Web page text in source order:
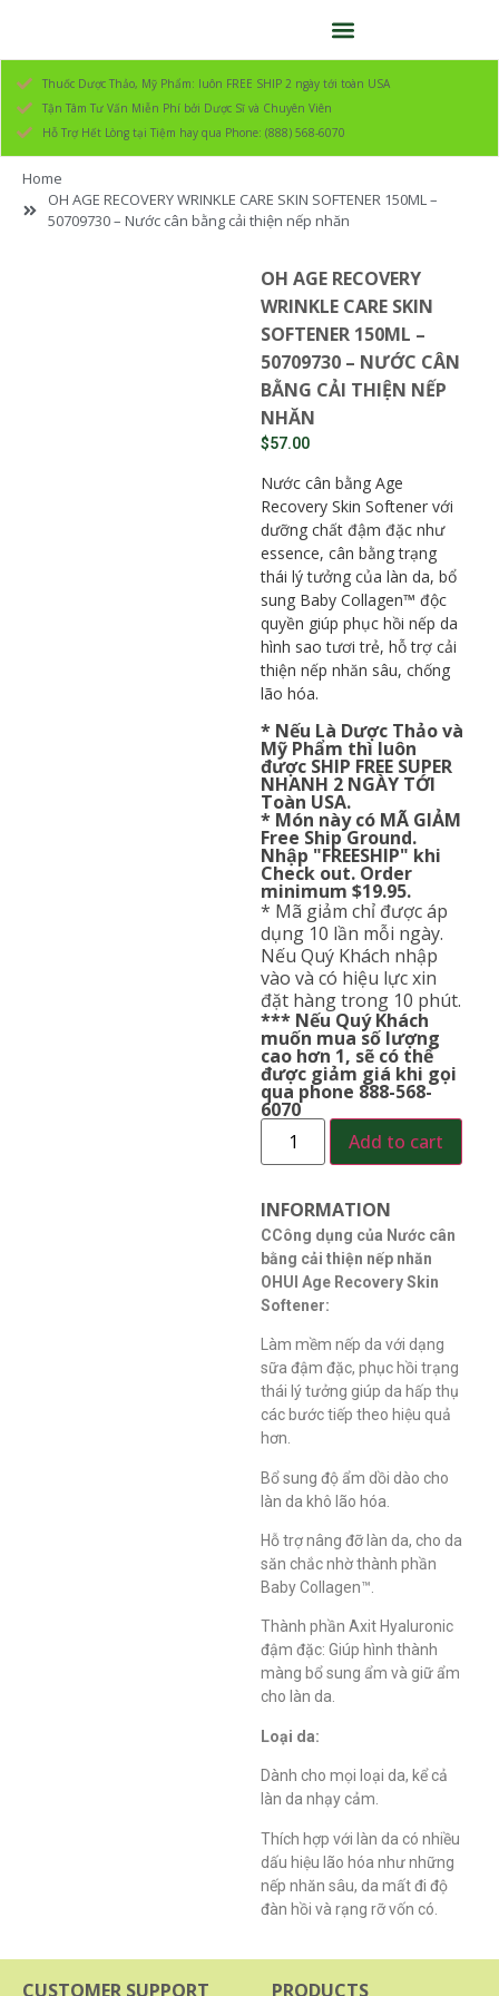
Thuốc Dược Thảo, Mỹ Phẩm: luôn FREE SHIP 2 ngày tới toàn USA
Tận Tâm Tư Vấn Miễn Phí bởi Dược Sĩ và Chuyên Viên
Hỗ Trợ Hết Lòng tại Tiệm hay qua Phone: (888) 568-6070
Home
OH AGE RECOVERY WRINKLE CARE SKIN SOFTENER 150ML –
50709730 – Nước cân bằng cải thiện nếp nhăn
OH AGE RECOVERY
WRINKLE CARE SKIN
SOFTENER 150ML –
50709730 – NƯỚC CÂN
BẰNG CẢI THIỆN NẾP
NHĂN
$57.00
Nước cân bằng Age
Recovery Skin Softener với
dưỡng chất đậm đặc như
essence, cân bằng trạng
thái lý tưởng của làn da, bổ
sung Baby Collagen™ độc
quyền giúp phục hồi nếp da
hình sao tươi trẻ, hỗ trợ cải
thiện nếp nhăn sâu, chống
lão hóa.
* Nếu Là Dược Thảo và
Mỹ Phẩm thì luôn
được SHIP FREE SUPER
NHANH 2 NGÀY TỚI
Toàn USA.
* Món này có MÃ GIẢM
Free Ship Ground.
Nhập "FREESHIP" khi
Check out. Order
minimum $19.95.
* Mã giảm chỉ được áp
dụng 10 lần mỗi ngày.
Nếu Quý Khách nhập
vào và có hiệu lực xin
đặt hàng trong 10 phút.
*** Nếu Quý Khách
muốn mua số lượng
cao hơn 1, sẽ có thể
được giảm giá khi gọi
qua phone 888-568-
6070
Add to cart
INFORMATION
CCông dụng của Nước cân
bằng cải thiện nếp nhăn
OHUI Age Recovery Skin
Softener:
Làm mềm nếp da với dạng
sữa đậm đặc, phục hồi trạng
thái lý tưởng giúp da hấp thụ
các bước tiếp theo hiệu quả
hơn.
Bổ sung độ ẩm dồi dào cho
làn da khô lão hóa.
Hỗ trợ nâng đỡ làn da, cho da
săn chắc nhờ thành phần
Baby Collagen™.
Thành phần Axit Hyaluronic
đậm đặc: Giúp hình thành
màng bổ sung ẩm và giữ ẩm
cho làn da.
Loại da:
Dành cho mọi loại da, kể cả
làn da nhạy cảm.
Thích hợp với làn da có nhiều
dấu hiệu lão hóa như những
nếp nhăn sâu, da mất đi độ
đàn hồi và rạng rỡ vốn có.
CUSTOMER SUPPORT PRODUCTS